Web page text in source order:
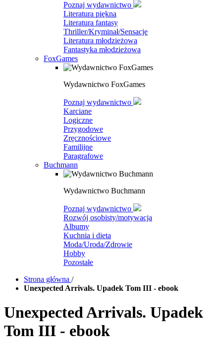
Poznaj wydawnictwo
Literatura piękna
Literatura fantasy
Thriller/Kryminał/Sensacje
Literatura młodzieżowa
Fantastyka młodzieżowa
FoxGames
Wydawnictwo FoxGames
Poznaj wydawnictwo
Karciane
Logiczne
Przygodowe
Zręcznościowe
Familijne
Paragrafowe
Buchmann
Wydawnictwo Buchmann
Poznaj wydawnictwo
Rozwój osobisty/motywacja
Albumy
Kuchnia i dieta
Moda/Uroda/Zdrowie
Hobby
Pozostałe
Strona główna /
Unexpected Arrivals. Upadek Tom III - ebook
Unexpected Arrivals. Upadek
Tom III - ebook